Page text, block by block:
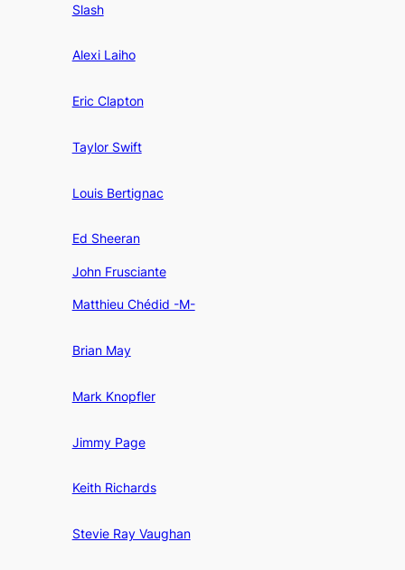
Slash
Alexi Laiho
Eric Clapton
Taylor Swift
Louis Bertignac
Ed Sheeran
John Frusciante
Matthieu Chédid -M-
Brian May
Mark Knopfler
Jimmy Page
Keith Richards
Stevie Ray Vaughan